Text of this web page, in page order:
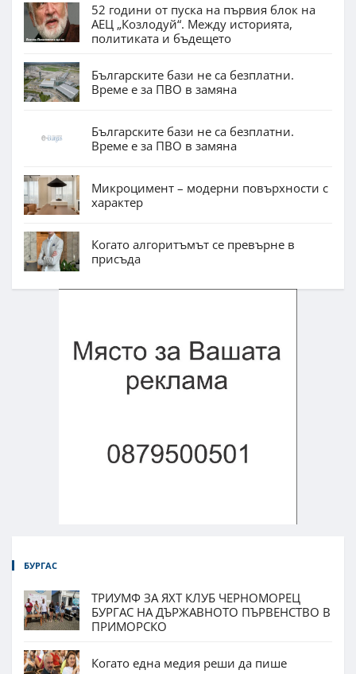
52 години от пуска на първия блок на
АЕЦ „Козлодуй“. Между историята,
политиката и бъдещето
Българските бази не са безплатни.
Време е за ПВО в замяна
Българските бази не са безплатни.
Време е за ПВО в замяна
Микроцимент – модерни повърхности с
характер
Когато алгоритъмът се превърне в
присъда
БУРГАС
ТРИУМФ ЗА ЯХТ КЛУБ ЧЕРНОМОРЕЦ
БУРГАС НА ДЪРЖАВНОТО ПЪРВЕНСТВО В
ПРИМОРСКО
Когато една медия реши да пише